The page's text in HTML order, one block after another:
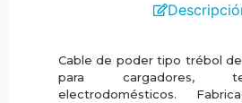
Cable de poder tipo trébol de
para cargadores,
electrodomésticos.